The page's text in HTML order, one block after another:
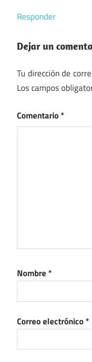
Responder
Dejar un
Tu dirección de
Los campos
Comentario*
Nombre *
Correo electrónico*